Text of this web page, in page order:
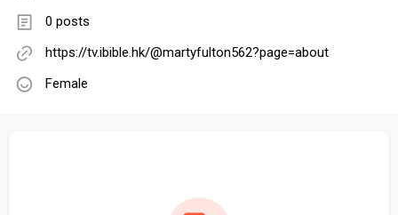
0 posts
https://tv.ibible.hk/@martyfulton562?page=about
Female